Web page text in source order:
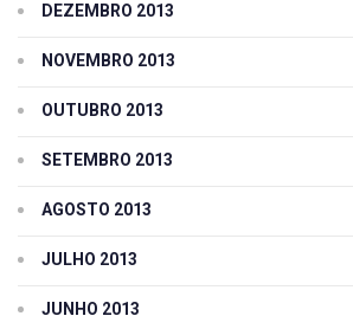
DEZEMBRO 2013
NOVEMBRO 2013
OUTUBRO 2013
SETEMBRO 2013
AGOSTO 2013
JULHO 2013
JUNHO 2013